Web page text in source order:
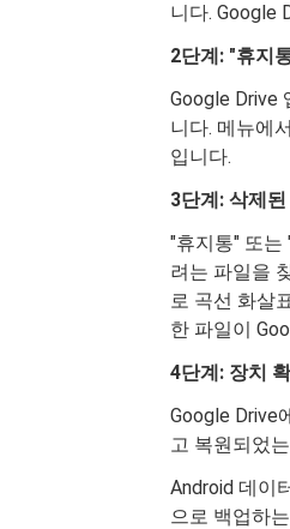
니다. Google
2단계: "휴지
Google Drive
니다. 메뉴에
입니다.
3단계: 삭제
"휴지통" 또는
려는 파일을
로 곡선 화살
한 파일이
4단계: 장치
Google Drive
고 복원되었
Android 데이
으로 백업하